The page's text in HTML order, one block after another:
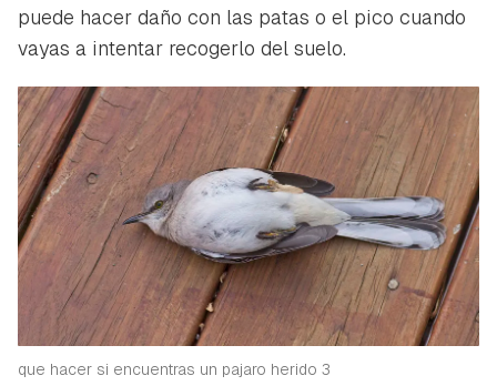
puede hacer daño con las patas o el pico cuando
vayas a intentar recogerlo del suelo.
que hacer si encuentras un pajaro herido 3